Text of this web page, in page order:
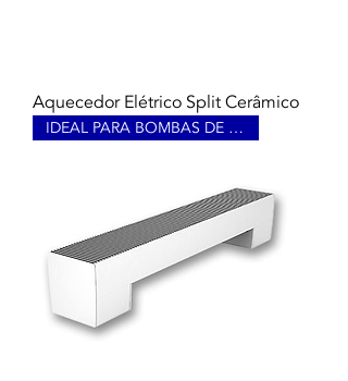
Aquecedor Elétrico Split Cerâmico
IDEAL PARA BOMBAS DE CALOR